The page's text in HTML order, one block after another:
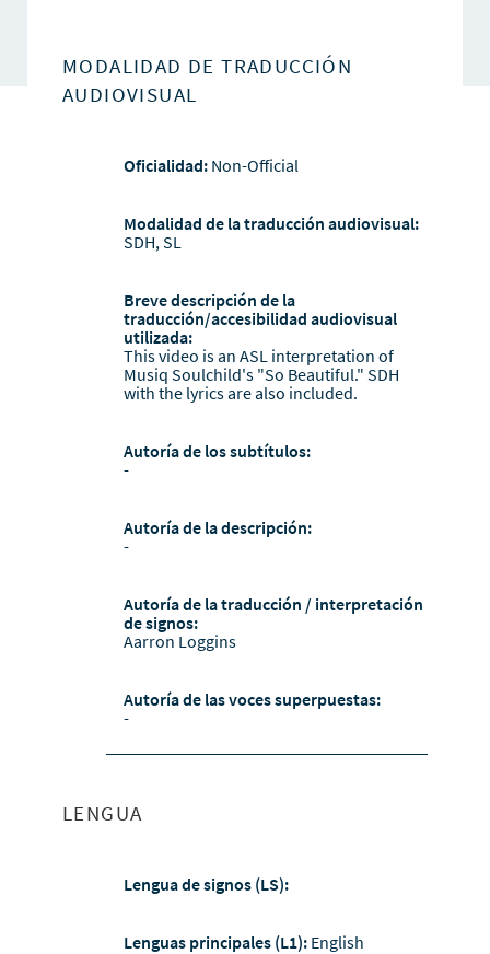
MODALIDAD DE TRADUCCIÓN
AUDIOVISUAL
Oficialidad:Non-Official
Modalidad de la traducción audiovisual:
SDH, SL
Breve descripción de la
traducción/accesibilidad audiovisual
utilizada:
This video is an ASL interpretation of
Musiq Soulchild's "So Beautiful." SDH
with the lyrics are also included.
Autoría de los subtítulos:
-
Autoría de la descripción:
-
Autoría de la traducción / interpretación
de signos:
Aarron Loggins
Autoría de las voces superpuestas:
-
LENGUA
Lengua de signos (LS):
Lenguas principales (L1): English